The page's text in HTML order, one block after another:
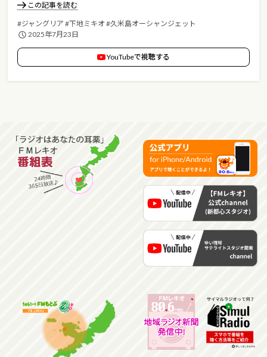
この記事を読む
#ジャングリア #下地ミキオ #久米島オーシャンジェット
2025年7月23日
YouTubeで視聴する